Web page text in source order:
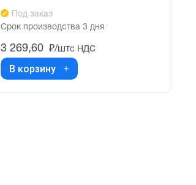
Под заказ
Срок производства 3 дня
3 269,60 ₽/штс НДС
В корзину